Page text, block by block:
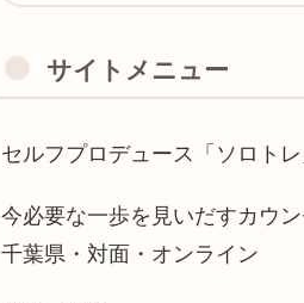
サイトメニュー
セルフプロデュース「ソロトレ
今必要な一歩を見いだすカウン
千葉県・対面・オンライン